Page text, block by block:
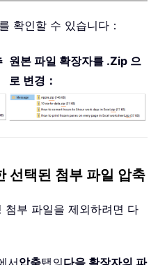
확인할 수 있습니다：
원본 파일 확장자를 .Zip 으
로 변경：
선택된 첨부 파일 압축
첨부 파일을 제외하려면 다